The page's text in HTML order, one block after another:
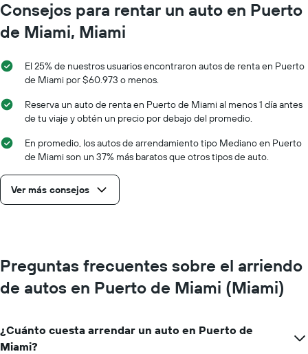
Consejos para rentar un auto en Puerto
de Miami, Miami
El 25% de nuestros usuarios encontraron autos de renta en Puerto
de Miami por $60.973 o menos.
Reserva un auto de renta en Puerto de Miami al menos 1 día antes
de tu viaje y obtén un precio por debajo del promedio.
En promedio, los autos de arrendamiento tipo Mediano en Puerto
de Miami son un 37% más baratos que otros tipos de auto.
Ver más consejos
Preguntas frecuentes sobre el arriendo
de autos en Puerto de Miami (Miami)
¿Cuánto cuesta arrendar un auto en Puerto de
Miami?